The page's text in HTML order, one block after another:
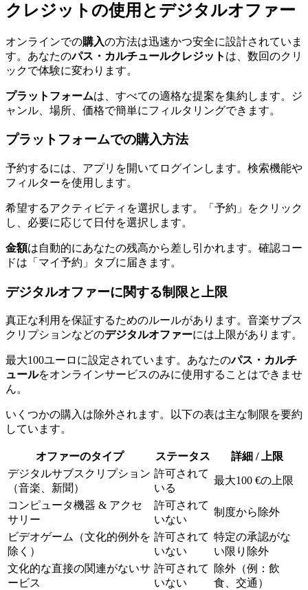
クレジットの使用とデジタルオファー
オンラインでの購入の方法は迅速かつ安全に設計されていま
す。あなたのパス・カルチュールクレジット は、数回のクリ
ックで体験に変わります。
プラットフォームは、すべての適格な提案を集約します。ジ
ャンル、場所、価格で簡単にフィルタリングできます。
プラットフォームでの購入方法
予約するには、アプリを開いてログインします。検索機能や
フィルターを使用します。
希望するアクティビティを選択します。「予約」をクリック
し、必要に応じて日付を選択します。
金額は自動的にあなたの残高から差し引かれます。確認コー
ドは「マイ予約」タブに届きます。
デジタルオファーに関する制限と上限
真正な利用を保証するためのルールがあります。音楽サブス
クリプションなどのデジタルオファーには上限があります。
最大100ユーロに設定されています。あなたのパス・カルチ
ュールをオンラインサービスのみに使用することはできませ
ん。
いくつかの購入は除外されます。以下の表は主な制限を要約
しています。
オファーのタイプ ステータス
詳細 / 上限
デジタルサブスクリプション
（音楽、新聞）
許可されて
いる
最大100 €の上限
コンピュータ機器 & アクセ
サリー
許可されて
いない
制度から除外
ビデオゲーム（文化的例外を
除く）
許可されて
いない
特定の承認がな
い限り除外
文化的な直接の関連がないサ
ービス
許可されて
いない
除外（例：飲
食、交通）